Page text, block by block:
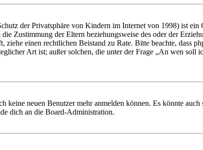
der Privatsphäre von Kindern im Internet von 1998) ist ein
Zustimmung der Eltern beziehungsweise des oder der
einen rechtlichen Beistand zu Rate. Bitte beachte, dass
Art ist; außer solchen, die unter der Frage „An wen soll
neuen Benutzer mehr anmelden können. Es könnte auch
dich an die Board-Administration.